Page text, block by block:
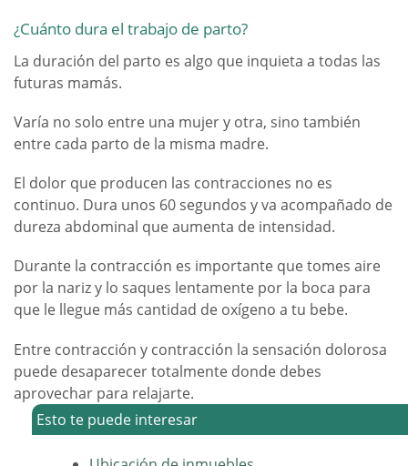
¿Cuánto dura el trabajo de parto?
La duración del parto es algo que inquieta a todas las
futuras mamás.
Varía no solo entre una mujer y otra, sino también
entre cada parto de la misma madre.
El dolor que producen las contracciones no es
continuo. Dura unos 60 segundos y va acompañado de
dureza abdominal que aumenta de intensidad.
Durante la contracción es importante que tomes aire
por la nariz y lo saques lentamente por la boca para
que le llegue más cantidad de oxígeno a tu bebe.
Entre contracción y contracción la sensación dolorosa
puede desaparecer totalmente donde debes
aprovechar para relajarte.
Esto te puede interesar